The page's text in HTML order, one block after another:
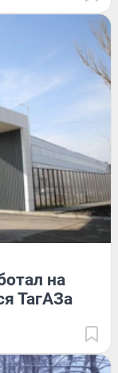
на
ТагАЗа